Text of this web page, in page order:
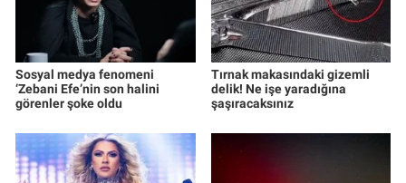
Sosyal medya fenomeni
‘Zebani Efe’nin son halini
görenler şoke oldu
Tırnak makasındaki gizemli
delik! Ne işe yaradığına
şaşıracaksınız